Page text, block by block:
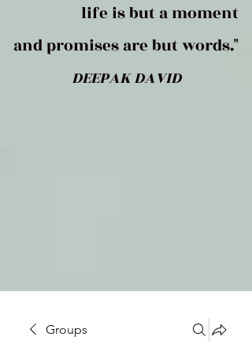
life is but a moment
and promises are but words."
DEEPAK DAVID
Groups